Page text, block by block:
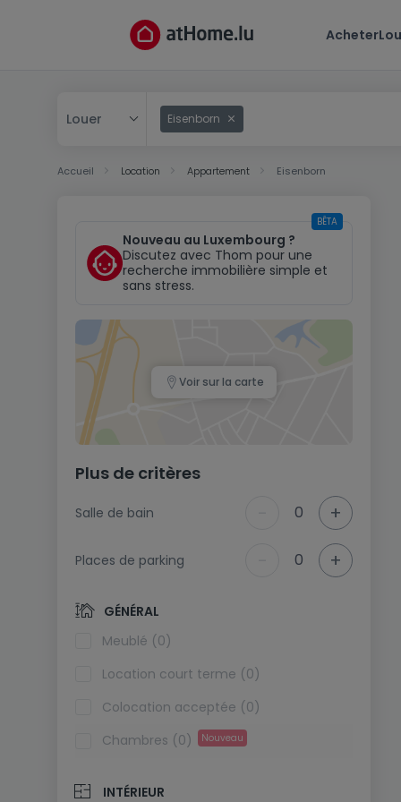
Acheter
Louer Eisenborn
Accueil Location Appartement Eisenborn
Nouveau au Luxembourg ?
Discutez avec Thom pour une
recherche immobilière simple et
sans stress.
BÊTA
Voir sur la carte
Plus de critères
Salle de bain 0 +
Places de parking 0 +
GÉNÉRAL
Meublé (0)
Location court terme (0)
Colocation acceptée (0)
Chambres (0)
Nouveau
INTÉRIEUR